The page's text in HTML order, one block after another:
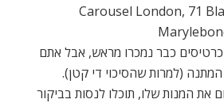
Carousel London, 71
כבר נמכרו מראש, אבל אתם
(למרות שהסיכוי די קטן).
המנות שלו, תוכלו לנסות בביקור